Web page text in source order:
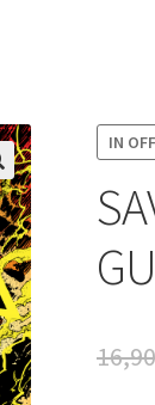
IN
16,90